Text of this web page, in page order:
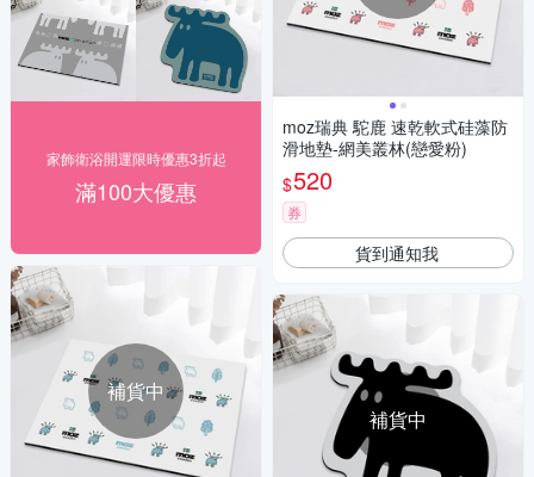
家飾衛浴開運限時優惠3折起
滿100大優惠
補貨中
moz瑞典 駝鹿 速乾軟式硅藻防
滑地墊-網美叢林(戀愛粉)
$520
券
貨到通知我
補貨中